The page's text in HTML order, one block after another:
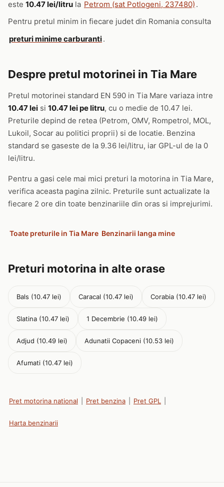
este 10.47 lei/litru la Petrom (sat Potlogeni, 237480) .
Pentru pretul minim in fiecare judet din Romania consulta
preturi minime carburanti.
Despre pretul motorinei in Tia Mare
Pretul motorinei standard EN 590 in Tia Mare variaza intre
10.47 lei si 10.47 lei pe litru, cu o medie de 10.47 lei.
Preturile depind de retea (Petrom, OMV, Rompetrol, MOL,
Lukoil, Socar au politici proprii) si de locatie. Benzina
standard se gaseste de la 9.36 lei/litru, iar GPL-ul de la 0
lei/litru.
Pentru a gasi cele mai mici preturi la motorina in Tia Mare,
verifica aceasta pagina zilnic. Preturile sunt actualizate la
fiecare 2 ore din toate benzinariile din oras si imprejurimi.
Toate preturile in Tia Mare Benzinarii langa mine
Preturi motorina in alte orase
Bals (10.47 lei) Caracal (10.47 lei) Corabia (10.47 lei)
Slatina (10.47 lei) 1 Decembrie (10.49 lei)
Adjud (10.49 lei) Adunatii Copaceni (10.53 lei)
Afumati (10.47 lei)
Pret motorina national Pret benzina Pret GPL
Harta benzinarii